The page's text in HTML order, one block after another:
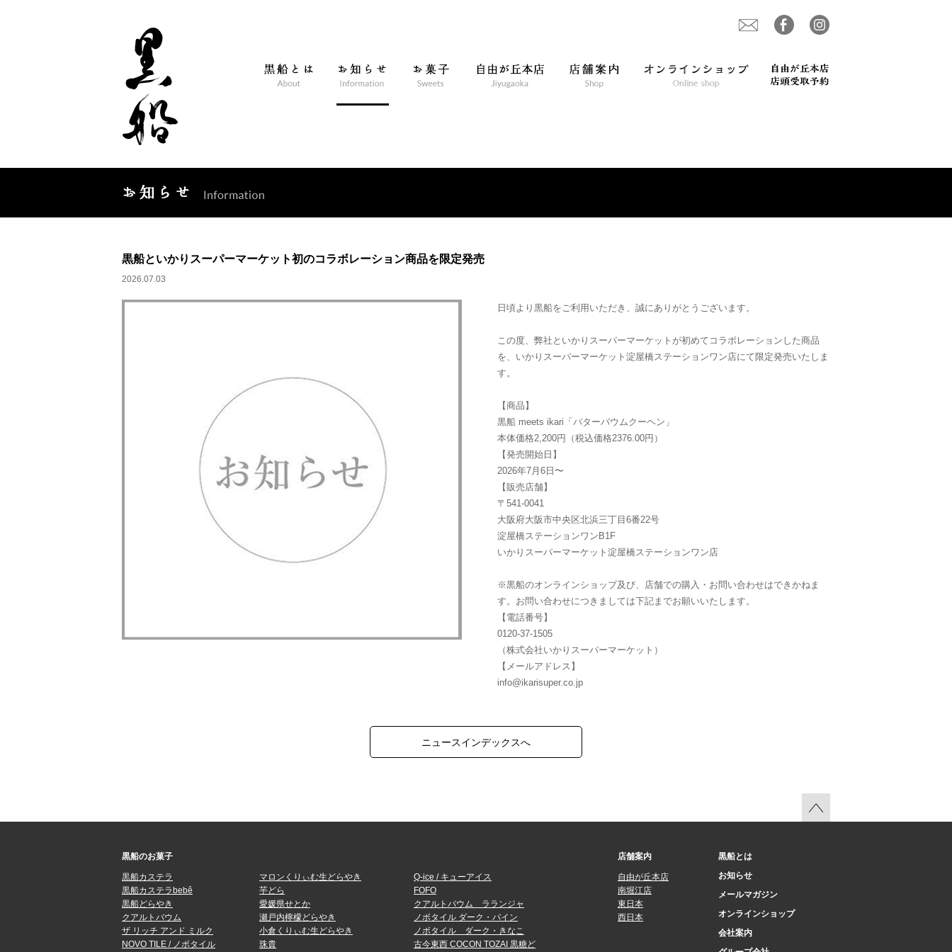
黒船といかりスーパーマーケット初のコラボレーション商品を限定発売
2026.07.03
日頃より黒船をご利用いただき、誠にありがとうございます。
この度、弊社といかりスーパーマーケットが初めてコラボレーションした商品
を、いかりスーパーマーケット淀屋橋ステーションワン店にて限定発売いたしま
す。
【商品】
黒船 meets ikari「バターバウムクーヘン」
本体価格2,200円（税込価格2376.00円）
【発売開始日】
2026年7月6日〜
【販売店舗】
〒541-0041
大阪府大阪市中央区北浜三丁目6番22号
淀屋橋ステーションワンB1F
いかりスーパーマーケット淀屋橋ステーションワン店
※黒船のオンラインショップ及び、店舗での購入・お問い合わせはできかねま
す。お問い合わせにつきましては下記までお願いいたします。
【電話番号】
0120-37-1505
（株式会社いかりスーパーマーケット）
【メールアドレス】
info@ikarisuper.co.jp
ニュースインデックスへ
黒船のお菓子
黒船カステラ
黒船カステラbebê
黒船どらやき
クアルトバウム
ザ リッチ アンド ミルク
NOVO TILE / ノボタイル
マロンくりぃむ生どらやき
芋どら
愛媛県せとか
瀬戸内檸檬どらやき
小倉くりぃむ生どらやき
珠貴
Q-ice / キューアイス
FOFO
クアルトバウム ラランジャ
ノボタイル ダーク・パイン
ノボタイル ダーク・きなこ
古今東西 COCON TOZAI 黒糖ど
店舗案内
自由が丘本店
南堀江店
東日本
西日本
黒船とは
お知らせ
メールマガジン
オンラインショップ
会社案内